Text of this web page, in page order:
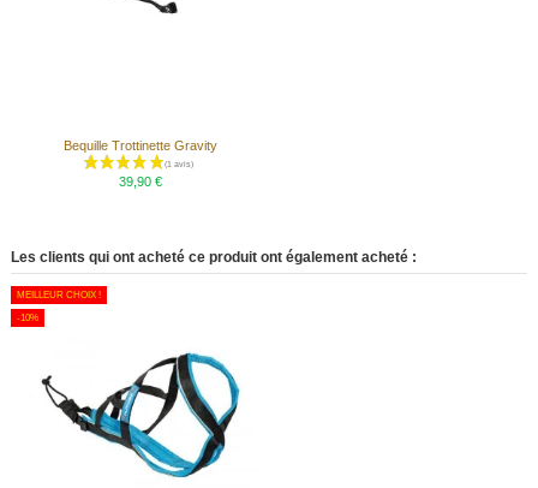
Bequille Trottinette Gravity
39,90 €
Les clients qui ont acheté ce produit ont également acheté :
MEILLEUR CHOIX !
-10%